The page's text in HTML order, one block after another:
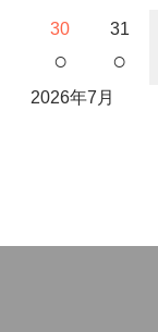
30
○
31
○
2026年7月